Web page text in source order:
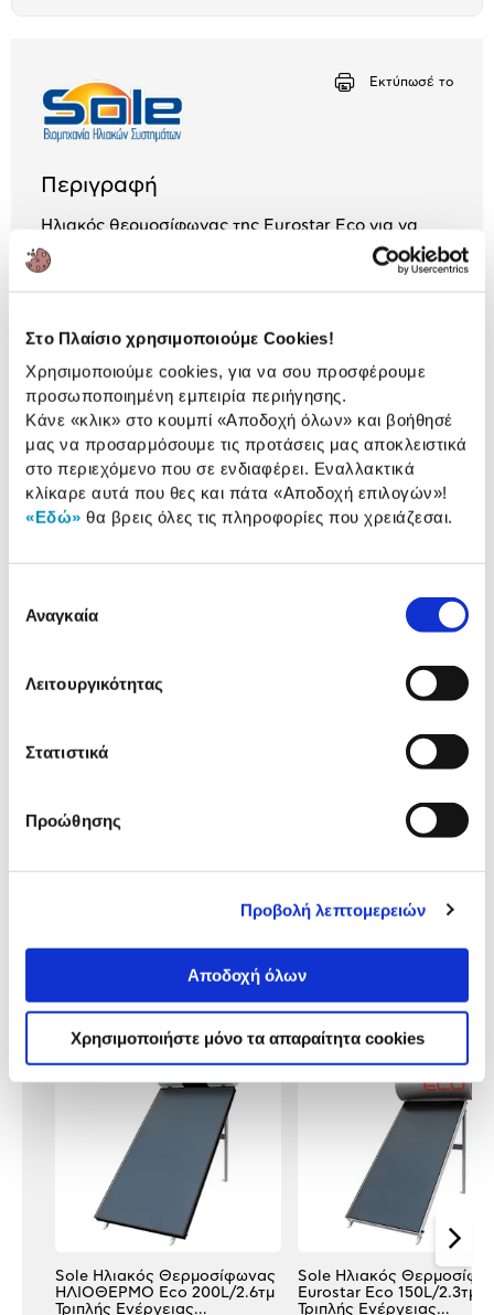
Στο Πλαίσιο χρησιμοποιούμε Cookies!
Χρησιμοποιούμε cookies, για να σου προσφέρουμε
προσωποποιημένη εμπειρία περιήγησης.
Κάνε «κλικ» στο κουμπί «Αποδοχή όλων» και βοήθησέ
μας να προσαρμόσουμε τις προτάσεις μας αποκλειστικά
στο περιεχόμενο που σε ενδιαφέρει. Εναλλακτικά
κλίκαρε αυτά που θες και πάτα «Αποδοχή επιλογών»!
«Εδώ» θα βρεις όλες τις πληροφορίες που χρειάζεσαι.
συγκατάθεσης
Αναγκαία
Λειτουργικότητας
Στατιστικά
Προώθησης
Προβολή λεπτομερειών
Αποδοχή όλων
Χρησιμοποιήστε μόνο τα απαραίτητα cookies
Εκτύπωσέ το
Περιγραφή
Ηλιακός θερμοσίφωνας της Eurostar Eco για να
έχεις ζεστό νερό όλες τις ημέρες του χρόνου!
Έρχεται με χωρητικότητα δοχείου 200Lt, επιφάνεια
συλλέκτη 2.6m² και λειτουργεί με τρεις τύπους
10 έτη στον συλλέκτη, 5 έτη στο δοχείο &
2 έτη στα υπόλοιπα εγγύηση Προμηθευτή
Πληροφορίες
Χαρακτηριστικά
Καταλληλότητα Ατόμων: 3-5
Χωρητικότητα: 200 Lt
Συλλεκτική Επιφάνεια: 2,60 m2
Αναλυτική
Αναλυτική παρουσίαση
Προδιαγραφές
Χαρακτηριστικά
Δες τι κλίκαραν όσοι είδαν το ίδιο
προϊόν με εσένα!
Sole Ηλιακός Θερμοσίφωνας
ΗΛΙΟΘΕΡΜΟ Eco 200L/2.6τμ
Τριπλής Ενέργειας
Sole Ηλιακός
Eurostar Eco 150L/2.3τμ
Τριπλής Ενέργειας